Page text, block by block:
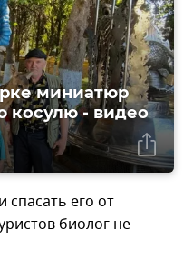
миниатюр
косулю - видео
спасать его от
биолог не